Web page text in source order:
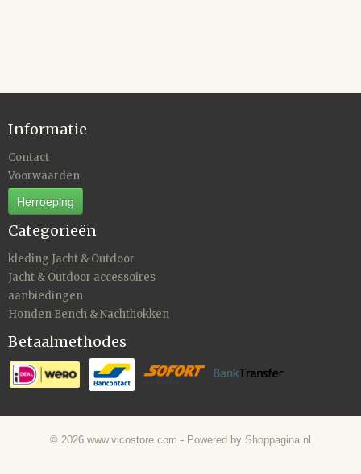
Informatie
Contact
Voorwaarden
Herroeping
Categorieën
kleding Jacht & Outdoor
Jacht & Outdoor accessoires
aanbiedingen
Honden Bench & Nachthokken
Betaalmethodes
© 2026 www.vicostore.com - Powered by Shoppagina.nl